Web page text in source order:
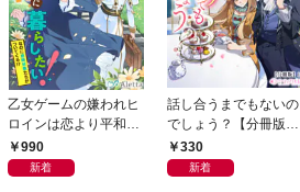
乙女ゲームの嫌われヒ
ロインは恋より平和に
暮らしたい！（なのに
攻略対象たちがついて
990
新着
話し合うまでもないの
でしょう？【分冊版】
1 330
新着